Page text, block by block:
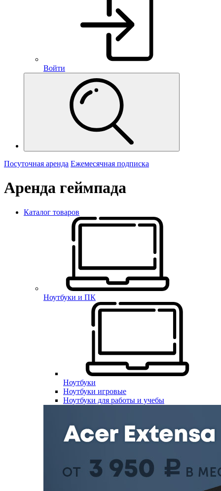
Войти
Посуточная аренда Ежемесячная подписка
Аренда геймпада
Каталог товаров
Ноутбуки и ПК
Ноутбуки
Ноутбуки игровые
Ноутбуки для работы и учебы